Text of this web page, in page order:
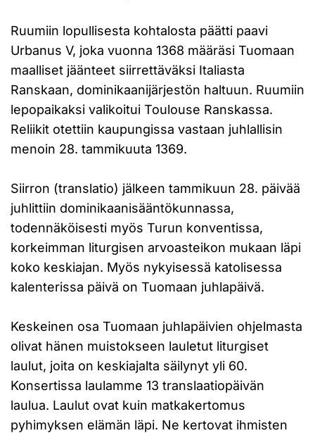
Ruumiin lopullisesta kohtalosta päätti paavi
Urbanus V, joka vuonna 1368 määräsi Tuomaan
maalliset jäänteet siirrettäväksi Italiasta
Ranskaan, dominikaanijärjestön haltuun. Ruumiin
lepopaikaksi valikoitui Toulouse Ranskassa.
Reliikit otettiin kaupungissa vastaan juhlallisin
menoin 28. tammikuuta 1369.
Siirron (translatio) jälkeen tammikuun 28. päivää
juhlittiin dominikaanisääntökunnassa,
todennäköisesti myös Turun konventissa,
korkeimman liturgisen arvoasteikon mukaan läpi
koko keskiajan. Myös nykyisessä katolisessa
kalenterissa päivä on Tuomaan juhlapäivä.
Keskeinen osa Tuomaan juhlapäivien ohjelmasta
olivat hänen muistokseen lauletut liturgiset
laulut, joita on keskiajalta säilynyt yli 60.
Konsertissa laulamme 13 translaatiopäivän
laulua. Laulut ovat kuin matkakertomus
pyhimyksen elämän läpi. Ne kertovat ihmisten